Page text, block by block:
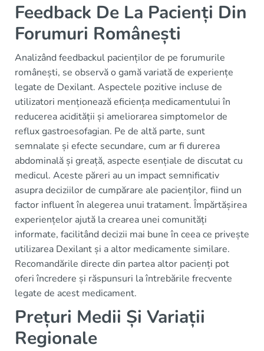
Feedback De La Pacienți Din
Forumuri Românești
Analizând feedbackul pacienților de pe forumurile
românești, se observă o gamă variată de experiențe
legate de Dexilant. Aspectele pozitive incluse de
utilizatori menționează eficiența medicamentului în
reducerea acidității și ameliorarea simptomelor de
reflux gastroesofagian. Pe de altă parte, sunt
semnalate și efecte secundare, cum ar fi durerea
abdominală și greață, aspecte esențiale de discutat cu
medicul. Aceste păreri au un impact semnificativ
asupra deciziilor de cumpărare ale pacienților, fiind un
factor influent în alegerea unui tratament. Împărtășirea
experiențelor ajută la crearea unei comunități
informate, facilitând decizii mai bune în ceea ce privește
utilizarea Dexilant și a altor medicamente similare.
Recomandările directe din partea altor pacienți pot
oferi încredere și răspunsuri la întrebările frecvente
legate de acest medicament.
Prețuri Medii Și Variații
Regionale